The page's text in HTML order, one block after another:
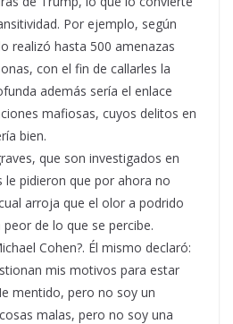
Por ejemplo, según
realizó hasta 500 amenazas
con el fin de callarles la
además sería el enlace
mafiosas, cuyos delitos en
bien.
que son investigados en
le pidieron que por ahora no
arroja que el olor a podrido
de lo que se percibe.
Cohen?. Él mismo declaró:
mis motivos para estar
mentido, pero no soy un
malas, pero no soy una